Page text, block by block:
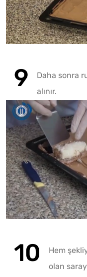
Daha sonra
alınır.
Hem
olan